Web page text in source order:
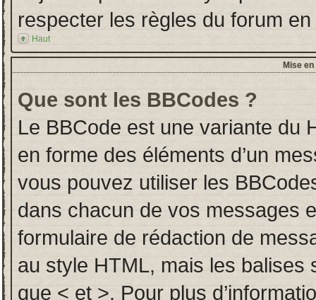
respecter les règles du forum
Haut
Mise
Que sont les BBCodes ?
Le BBCode est une variante du
en forme des éléments d’un
vous pouvez utiliser les
dans chacun de vos messages
formulaire de rédaction de
au style HTML, mais les
que < et >. Pour plus